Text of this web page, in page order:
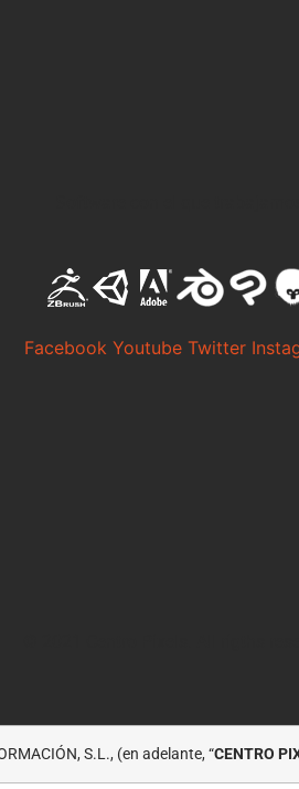
Facebook Youtube Twitter
S.L., (en adelante, “CENTRO